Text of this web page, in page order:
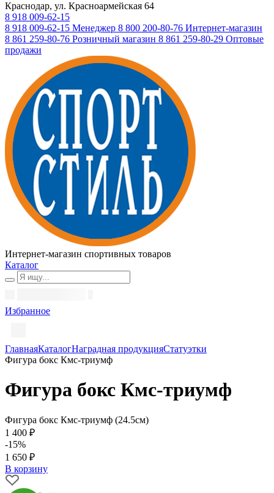
Краснодар, ул. Красноармейская 64
8 918 009-62-15
8 918 009-62-15 Менеджер 8 800 200-80-76 Интернет-магазин
8 861 259-80-76 Розничный магазин 8 861 259-80-29 Оптовые
продажи
Интернет-магазин спортивных товаров
Каталог
Избранное
ГлавнаяКаталогНаградная продукцияСтатуэтки
Фигура бокс Кмс-триумф
Фигура бокс Кмс-триумф
Фигура бокс Кмс-триумф (24.5см)
1 400 ₽
-15%
1 650 ₽
В корзину